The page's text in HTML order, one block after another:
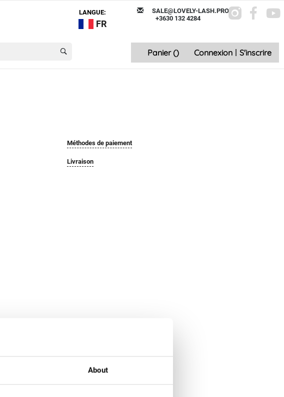
About
LANGUE:
FR
SALE@LOVELY-LASH.PRO
+3630 132 4284
Panier () Connexion | S'inscrire
Méthodes de paiement
Livraison